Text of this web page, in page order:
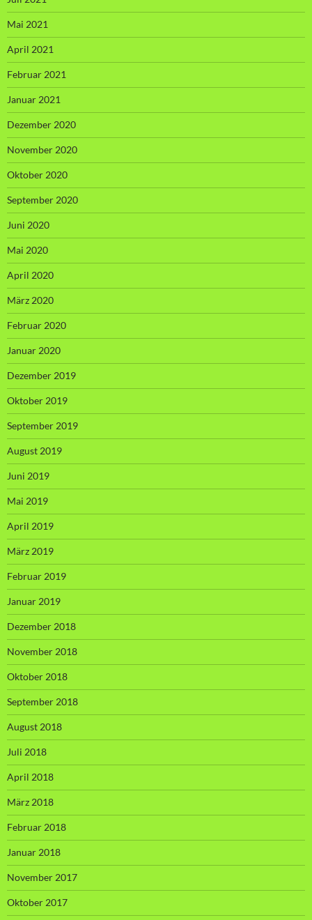
Mai 2021
April 2021
Februar 2021
Januar 2021
Dezember 2020
November 2020
Oktober 2020
September 2020
Juni 2020
Mai 2020
April 2020
März 2020
Februar 2020
Januar 2020
Dezember 2019
Oktober 2019
September 2019
August 2019
Juni 2019
Mai 2019
April 2019
März 2019
Februar 2019
Januar 2019
Dezember 2018
November 2018
Oktober 2018
September 2018
August 2018
Juli 2018
April 2018
März 2018
Februar 2018
Januar 2018
November 2017
Oktober 2017